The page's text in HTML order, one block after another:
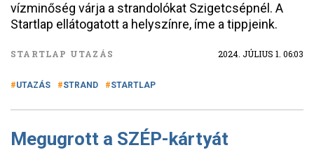
vízminőség várja a strandolókat Szigetcsépnél. A
Startlap ellátogatott a helyszínre, íme a tippjeink.
STARTLAP UTAZÁS 2024. JÚLIUS 1. 06:03
UTAZÁS STRAND STARTLAP
Megugrott a SZÉP-kártyát